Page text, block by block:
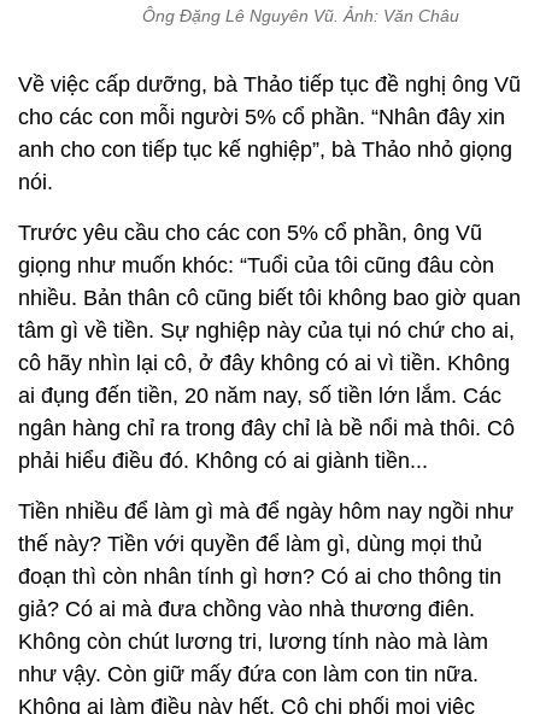
Ông Đặng Lê Nguyên Vũ. Ảnh: Văn Châu
Về việc cấp dưỡng, bà Thảo tiếp tục đề nghị ông Vũ
cho các con mỗi người 5% cổ phần. “Nhân đây xin
anh cho con tiếp tục kế nghiệp”, bà Thảo nhỏ giọng
nói.
Trước yêu cầu cho các con 5% cổ phần, ông Vũ
giọng như muốn khóc: “Tuổi của tôi cũng đâu còn
nhiều. Bản thân cô cũng biết tôi không bao giờ quan
tâm gì về tiền. Sự nghiệp này của tụi nó chứ cho ai,
cô hãy nhìn lại cô, ở đây không có ai vì tiền. Không
ai đụng đến tiền, 20 năm nay, số tiền lớn lắm. Các
ngân hàng chỉ ra trong đây chỉ là bề nổi mà thôi. Cô
phải hiểu điều đó. Không có ai giành tiền...
Tiền nhiều để làm gì mà để ngày hôm nay ngồi như
thế này? Tiền với quyền để làm gì, dùng mọi thủ
đoạn thì còn nhân tính gì hơn? Có ai cho thông tin
giả? Có ai mà đưa chồng vào nhà thương điên.
Không còn chút lương tri, lương tính nào mà làm
như vậy. Còn giữ mấy đứa con làm con tin nữa.
Không ai làm điều này hết. Cô chi phối mọi việc